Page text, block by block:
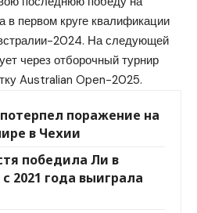
в первом круге квалификации
2024. На следующей
через отборочный турнир
Australian Open-2025.
поражение на
в Чехии
победила Ли в
2021 года выиграла